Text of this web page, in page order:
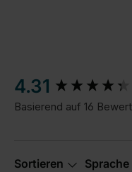
4.31
Basierend auf 16
Sortieren Sprache
New content loaded